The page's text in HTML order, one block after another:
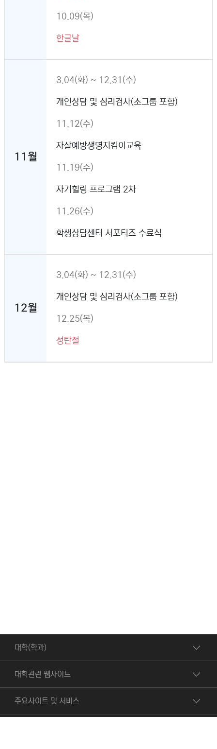
10.09(목)
한글날
11월
3.04(화) ~ 12.31(수)
개인상담 및 심리검사(소그룹 포함)
11.12(수)
자살예방생명지킴이교육
11.19(수)
자기힐링 프로그램 2차
11.26(수)
학생상담센터 서포터즈 수료식
12월
3.04(화) ~ 12.31(수)
개인상담 및 심리검사(소그룹 포함)
12.25(목)
성탄절
대학(학과)
대학관련 웹사이트
주요사이트 및 서비스